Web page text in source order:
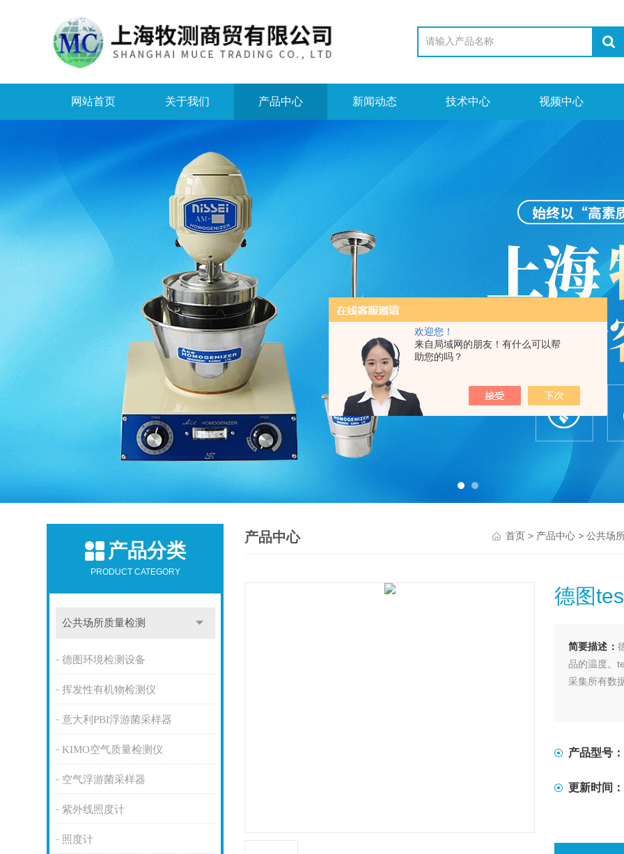
欢迎您！
来自局域网的朋友！有什么可以帮
助您的吗？
网站首页 关于我们 产品中心 新闻动态 技术中心 视频中心
产品分类
PRODUCT CATEGORY
公共场所质量检测
德图环境检测设备
挥发性有机物检测仪
意大利PBI浮游菌采样器
KIMO空气质量检测仪
空气浮游菌采样器
紫外线照度计
照度计
产品中心 首页> 产品中心> 公共场
德图
简要描述：
品的温度。
采集所有数
产品型号：
更新时间：